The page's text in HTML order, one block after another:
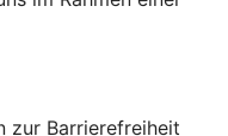
zur Barrierefreiheit